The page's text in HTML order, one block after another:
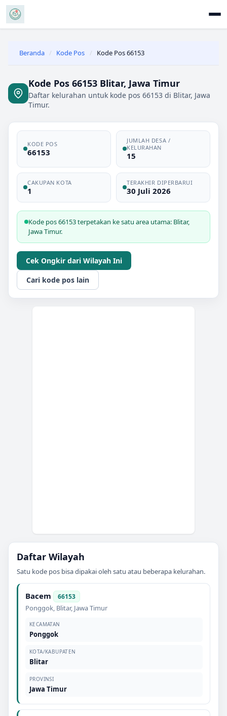
Beranda / Kode Pos / Kode Pos 66153
Kode Pos 66153 Blitar, Jawa Timur
Daftar kelurahan untuk kode pos 66153 di Blitar, Jawa
Timur.
KODE POS
66153
JUMLAH DESA /
KELURAHAN
15
CAKUPAN KOTA
1
TERAKHIR DIPERBARUI
30 Juli 2026
Kode pos 66153 terpetakan ke satu area utama: Blitar,
Jawa Timur.
Cek Ongkir dari Wilayah Ini
Cari kode pos lain
Daftar Wilayah
Satu kode pos bisa dipakai oleh satu atau beberapa kelurahan.
Bacem 66153
Ponggok, Blitar, Jawa Timur
KECAMATAN
Ponggok
KOTA/KABUPATEN
Blitar
PROVINSI
Jawa Timur